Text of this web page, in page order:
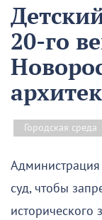
20-го
Городская среда
суд, чтобы
исторического